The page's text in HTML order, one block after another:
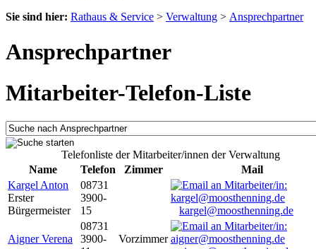
Sie sind hier: Rathaus & Service > Verwaltung > Ansprechpartner
Ansprechpartner
Mitarbeiter-Telefon-Liste
Telefonliste der Mitarbeiter/innen der Verwaltung
Name
Telefon Zimmer
Mail
Kargel Anton
Erster
Bürgermeister
08731
3900-
15
kargel@moosthenning.de
Aigner Verena
08731
3900-
Vorzimmer